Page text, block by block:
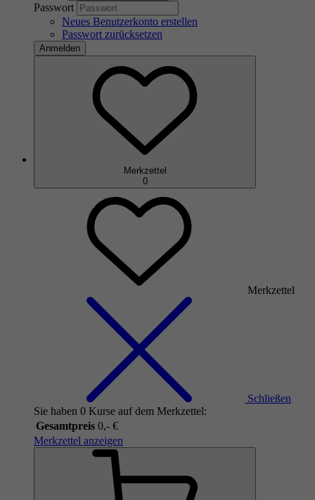
Passwort
Neues Benutzerkonto erstellen
Passwort zurücksetzen
Anmelden
Merkzettel
0
Merkzettel
Schließen
Sie haben 0 Kurse auf dem Merkzettel:
Gesamtpreis 0,- €
Merkzettel anzeigen